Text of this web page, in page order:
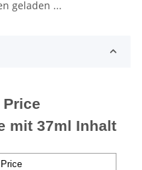
geladen ...
Price
mit 37ml Inhalt